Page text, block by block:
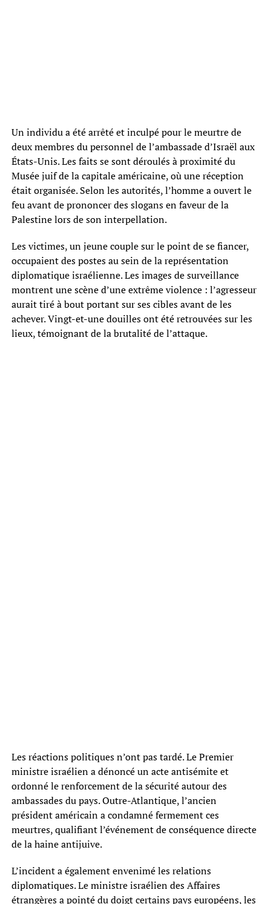
Un individu a été arrêté et inculpé pour le meurtre de
deux membres du personnel de l’ambassade d’Israël aux
États-Unis. Les faits se sont déroulés à proximité du
Musée juif de la capitale américaine, où une réception
était organisée. Selon les autorités, l’homme a ouvert le
feu avant de prononcer des slogans en faveur de la
Palestine lors de son interpellation.
Les victimes, un jeune couple sur le point de se fiancer,
occupaient des postes au sein de la représentation
diplomatique israélienne. Les images de surveillance
montrent une scène d’une extrême violence : l’agresseur
aurait tiré à bout portant sur ses cibles avant de les
achever. Vingt-et-une douilles ont été retrouvées sur les
lieux, témoignant de la brutalité de l’attaque.
Les réactions politiques n’ont pas tardé. Le Premier
ministre israélien a dénoncé un acte antisémite et
ordonné le renforcement de la sécurité autour des
ambassades du pays. Outre-Atlantique, l’ancien
président américain a condamné fermement ces
meurtres, qualifiant l’événement de conséquence directe
de la haine antijuive.
L’incident a également envenimé les relations
diplomatiques. Le ministre israélien des Affaires
étrangères a pointé du doigt certains pays européens, les